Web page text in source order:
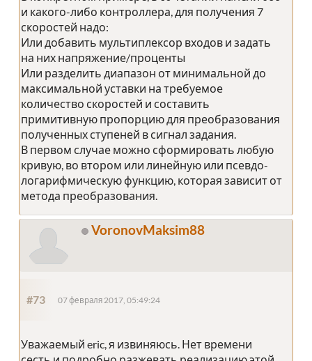
и какого-либо контроллера, для получения 7
скоростей надо:
Или добавить мультиплексор входов и задать
на них напряжение/проценты
Или разделить диапазон от минимальной до
максимальной уставки на требуемое
количество скоростей и составить
примитивную пропорцию для преобразования
полученных ступеней в сигнал задания.
В первом случае можно сформировать любую
кривую, во втором или линейную или псевдо-
логарифмическую функцию, которая зависит от
метода преобразования.
VoronovMaksim88
#73 07 февраля 2017, 05:49:24
Уважаемый eric, я извиняюсь. Нет времени